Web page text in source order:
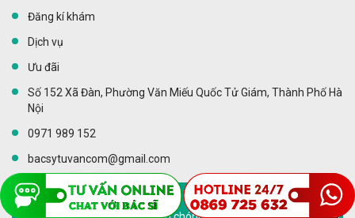
Đăng kí khám
Dịch vụ
Ưu đãi
Số 152 Xã Đàn, Phường Văn Miếu Quốc Tử Giám, Thành Phố Hà
Nội
0971 989 152
bacsytuvancom@gmail.com